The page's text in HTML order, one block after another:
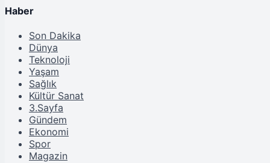
Haber
Son Dakika
Dünya
Teknoloji
Yaşam
Sağlık
Kültür Sanat
3.Sayfa
Gündem
Ekonomi
Spor
Magazin